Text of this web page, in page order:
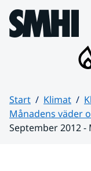
Hoppa till sidans
Start Klimat
Månadens väder
September 2012